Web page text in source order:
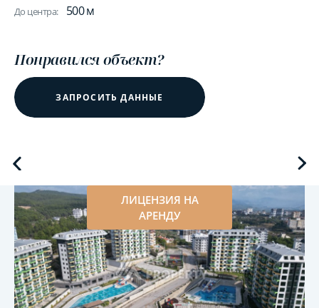
До центра: 500 м
Понравился объект?
ЗАПРОСИТЬ ДАННЫЕ
ЛИЦЕНЗИЯ НА
АРЕНДУ